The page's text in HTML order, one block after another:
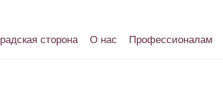
сторона О нас Профессионалам